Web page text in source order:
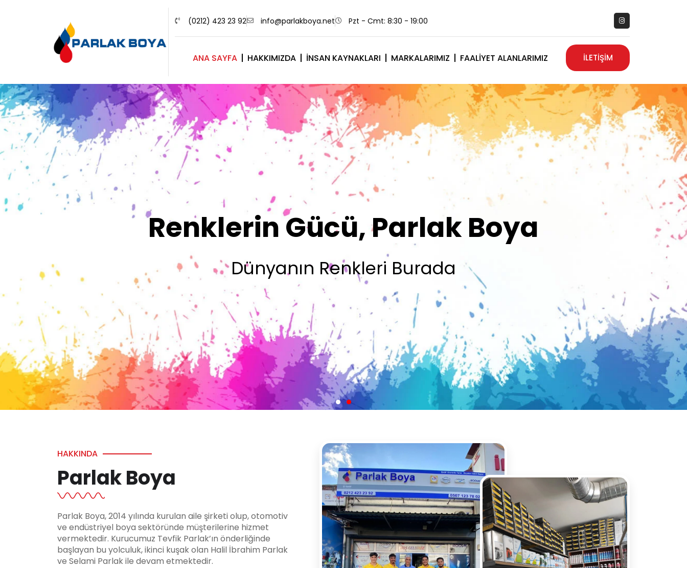
(0212) 423 23 92 info@parlakboya.net Pzt - Cmt: 8:30 - 19:00
ANA SAYFA HAKKIMIZDA İNSAN KAYNAKLARI MARKALARIMIZ FAALIYET ALANLARIMIZ İLETİŞİM
Renklerimiz Sizin İmzanız
Olsun
HAKKINDA
Parlak Boya
Parlak Boya, 2014 yılında kurulan aile şirketi olup, otomotiv
ve endüstriyel boya sektöründe müşterilerine hizmet
vermektedir. Kurucumuz Tevfik Parlak’ın önderliğinde
başlayan bu yolculuk, ikinci kuşak olan Halil İbrahim Parlak
ve Selami Parlak ile devam etmektedir.